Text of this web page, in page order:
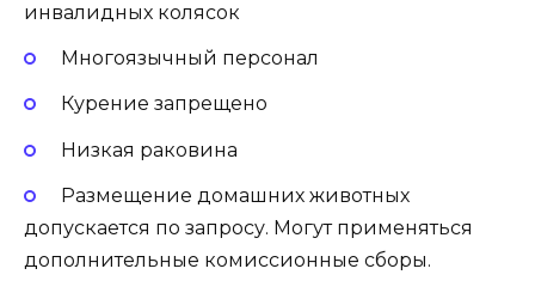
инвалидных колясок
Многоязычный персонал
Курение запрещено
Низкая раковина
Размещение домашних животных
допускается по запросу. Могут применяться
дополнительные комиссионные сборы.